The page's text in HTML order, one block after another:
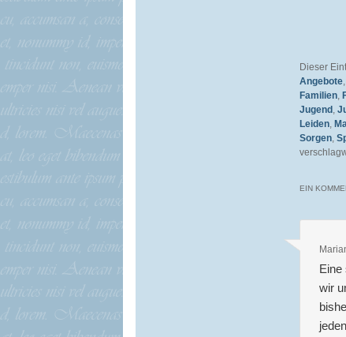
Dieser
Angebote,
Familien,
Jugend,
Leiden,
Sorgen,
EIN
Eine
wir